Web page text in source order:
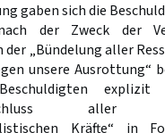
gaben sich die
der Zweck der
der „Bündelung aller
unsere Ausrottung“
aller
Kräfte“ in